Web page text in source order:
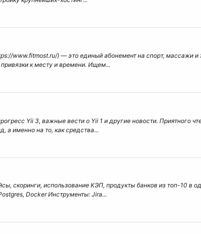
www.fitmost.ru/) — это единый абонемент на спорт, массажи и
к месту и времени. Ищем...
Yii 3, важные вести о Yii 1 и другие новости. Приятного
а именно на то, как средства...
скоринги, использование КЭП, продукты банков из топ-10 в
Docker Инструменты: Jira...